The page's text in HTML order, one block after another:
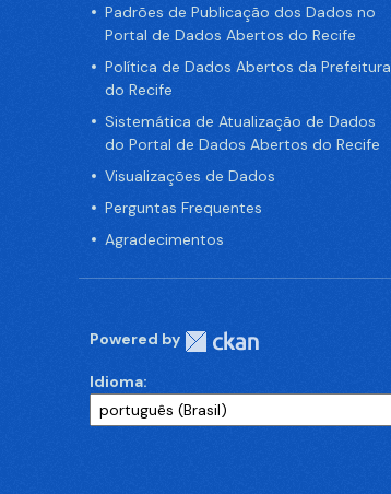
Padrões de Publicação dos Dados no
Portal de Dados Abertos do Recife
Política de Dados Abertos da Prefeitura
do Recife
Sistemática de Atualização de Dados
do Portal de Dados Abertos do Recife
Visualizações de Dados
Perguntas Frequentes
Agradecimentos
Powered by
Idioma